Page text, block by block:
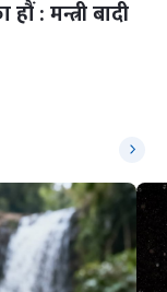
: मन्त्री बादी